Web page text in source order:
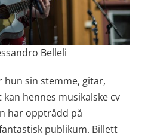
Belleli
hun sin stemme, gitar,
hennes musikalske cv
har opptrådd på
publikum. Billett